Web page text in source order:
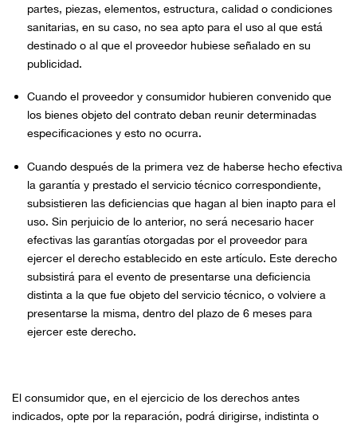
partes, piezas, elementos, estructura, calidad o condiciones
sanitarias, en su caso, no sea apto para el uso al que está
destinado o al que el proveedor hubiese señalado en su
publicidad.
Cuando el proveedor y consumidor hubieren convenido que
los bienes objeto del contrato deban reunir determinadas
especificaciones y esto no ocurra.
Cuando después de la primera vez de haberse hecho efectiva
la garantía y prestado el servicio técnico correspondiente,
subsistieren las deficiencias que hagan al bien inapto para el
uso. Sin perjuicio de lo anterior, no será necesario hacer
efectivas las garantías otorgadas por el proveedor para
ejercer el derecho establecido en este artículo. Este derecho
subsistirá para el evento de presentarse una deficiencia
distinta a la que fue objeto del servicio técnico, o volviere a
presentarse la misma, dentro del plazo de 6 meses para
ejercer este derecho.
El consumidor que, en el ejercicio de los derechos antes
indicados, opte por la reparación, podrá dirigirse, indistinta o